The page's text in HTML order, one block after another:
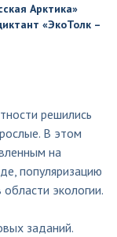
Арктика»
«ЭкоТолк –
решились
В этом
на
популяризацию
экологии.
заданий.